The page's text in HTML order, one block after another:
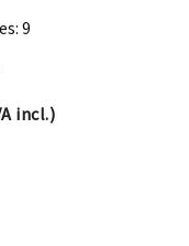
9
de precios: desde
incl.)